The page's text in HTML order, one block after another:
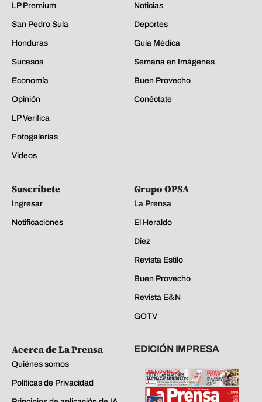
LP Premium
San Pedro Sula
Honduras
Sucesos
Economía
Opinión
LP Verifica
Fotogalerías
Videos
Noticias
Deportes
Guía Médica
Semana en Imágenes
Buen Provecho
Conéctate
Suscríbete
Ingresar
Notificaciones
Grupo OPSA
La Prensa
El Heraldo
Diez
Revista Estilo
Buen Provecho
Revista E&N
GOTV
Acerca de La Prensa
Quiénes somos
Políticas de Privacidad
EDICIÓN IMPRESA